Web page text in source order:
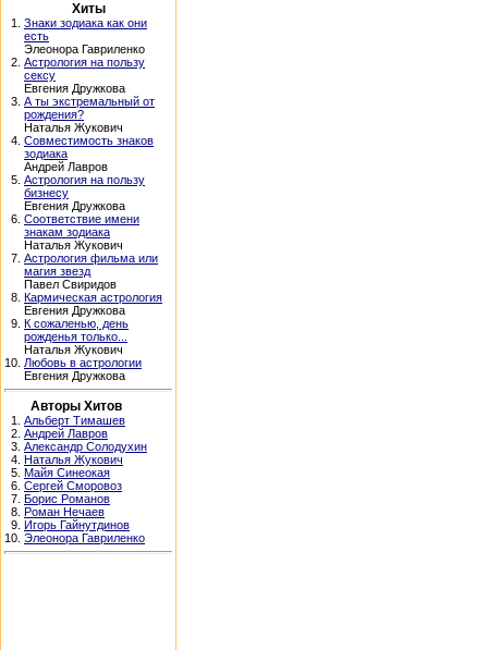
Хиты
1. Знаки зодиака как они
есть
Элеонора Гавриленко
2. Астрология на пользу
сексу
Евгения Дружкова
3. А ты экстремальный от
рождения?
Наталья Жукович
4. Совместимость знаков
зодиака
Андрей Лавров
5. Астрология на пользу
бизнесу
Евгения Дружкова
6. Соответствие имени
знакам зодиака
Наталья Жукович
7. Астрология фильма или
магия звезд
Павел Свиридов
8. Кармическая астрология
Евгения Дружкова
9. К сожаленью, день
рожденья только...
Наталья Жукович
10. Любовь в астрологии
Евгения Дружкова
Авторы Хитов
1. Альберт Тимашев
2. Андрей Лавров
3. Александр Солодухин
4. Наталья Жукович
5. Майя Синеокая
6. Сергей Сморовоз
7. Борис Романов
8. Роман Нечаев
9. Игорь Гайнутдинов
10. Элеонора Гавриленко